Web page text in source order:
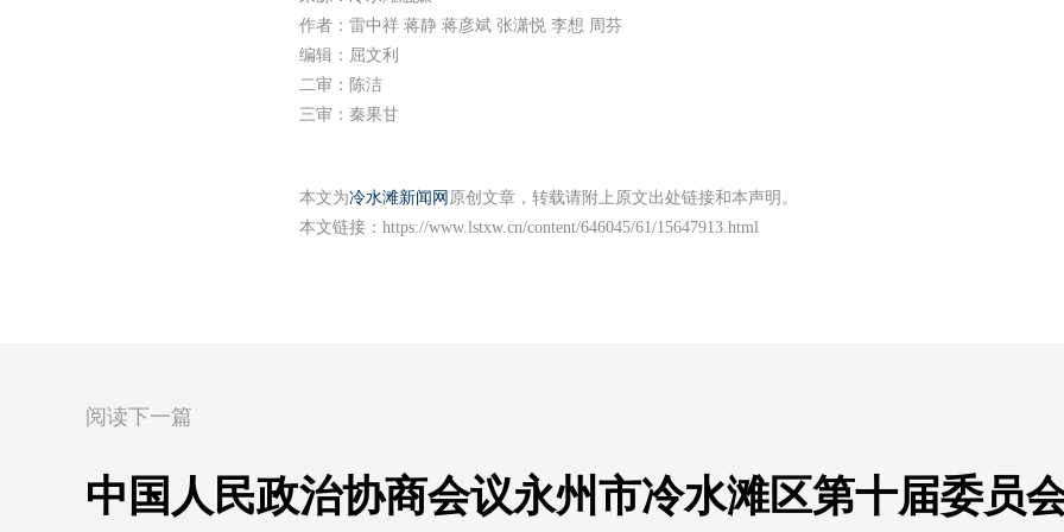
作者：雷中祥 蒋静 蒋彦斌 张潇悦 李想 周芬
编辑：屈文利
二审：陈洁
三审：秦果甘
本文为冷水滩新闻网 原创文章，转载请附上原文出处链接和本声明。
本文链接： https://www.lstxw.cn/content/646045/61/15647913.html
阅读下一篇
中国人民政治协商会议永州市冷水滩区第十届委员